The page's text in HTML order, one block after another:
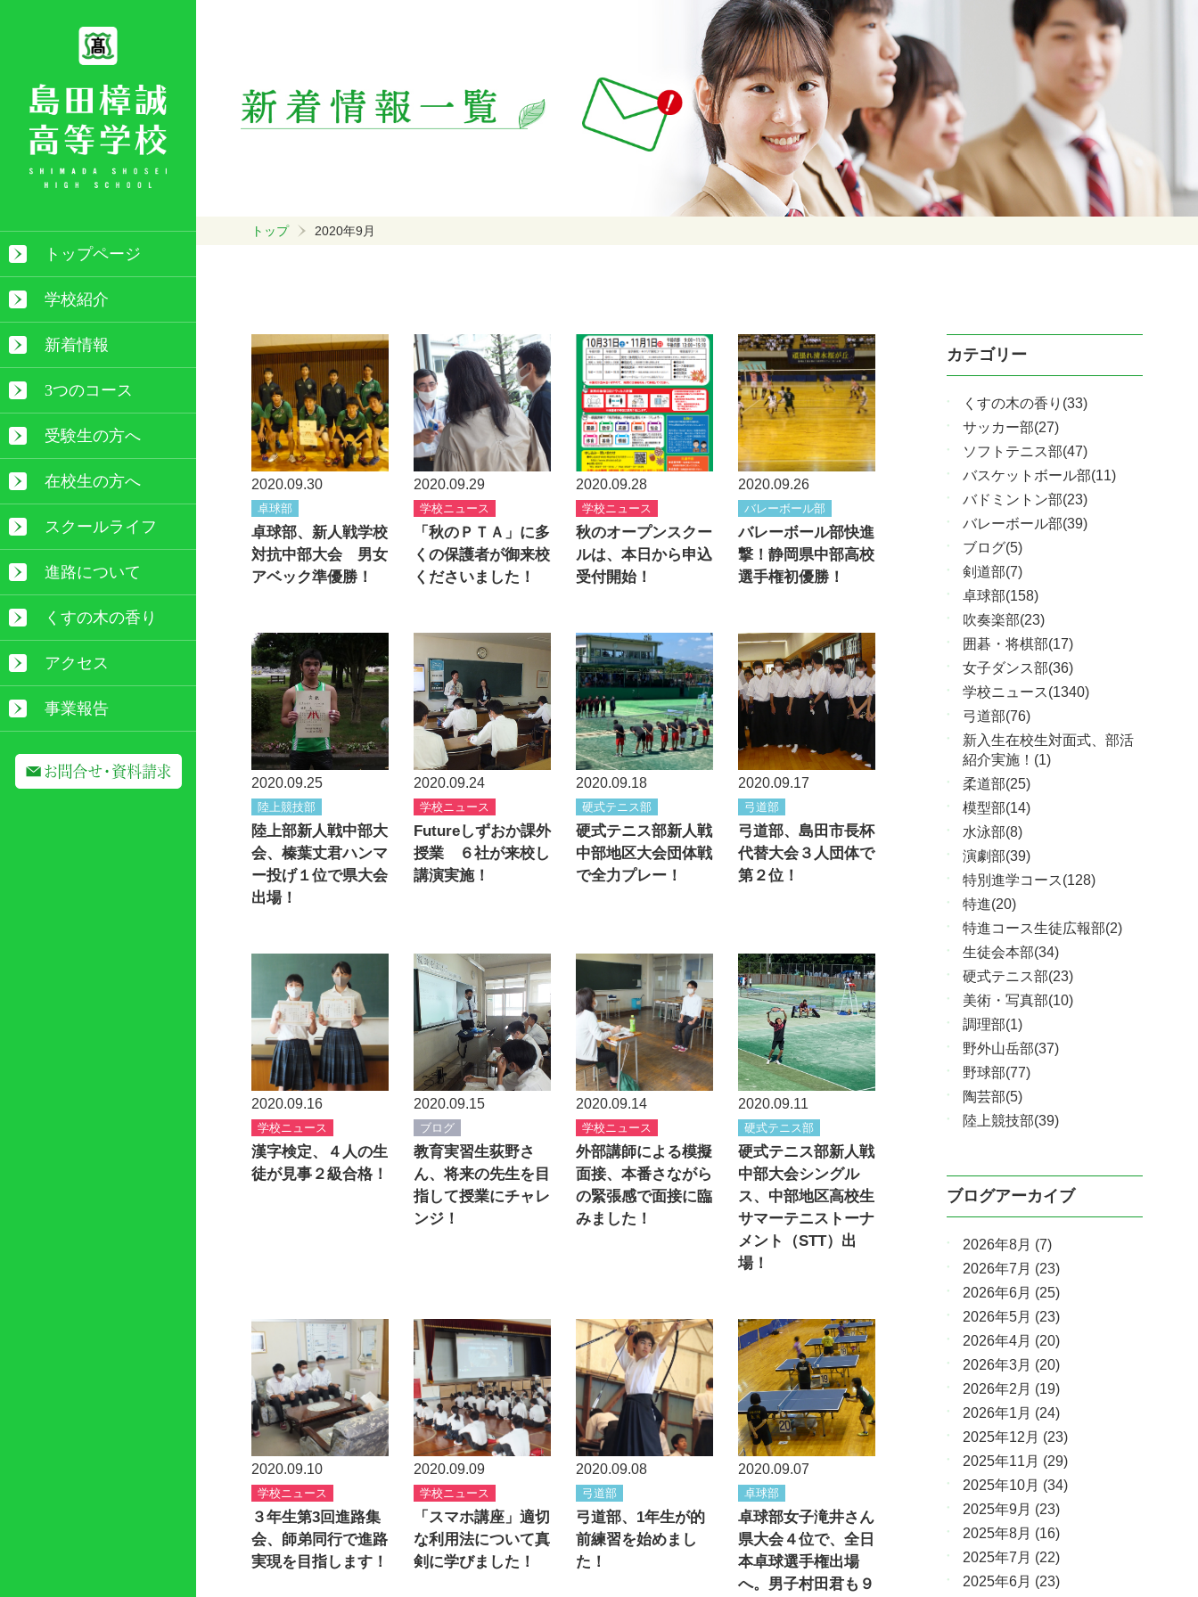
トップページ
学校紹介
新着情報
3つのコース
受験生の方へ
在校生の方へ
スクールライフ
進路について
くすの木の香り
アクセス
事業報告
トップ 2020年9月
2020.09.30
卓球部
卓球部、新人戦学校
対抗中部大会 男女
アベック準優勝！
2020.09.29
学校ニュース
「秋のＰＴＡ」に多
くの保護者が御来校
くださいました！
2020.09.28
学校ニュース
秋のオープンスクー
ルは、本日から申込
受付開始！
2020.09.26
バレーボール部
バレーボール部快進
撃！静岡県中部高校
選手権初優勝！
2020.09.25
陸上競技部
陸上部新人戦中部大
会、榛葉丈君ハンマ
ー投げ１位で県大会
出場！
2020.09.24
学校ニュース
Futureしずおか課外
授業 ６社が来校し
講演実施！
2020.09.18
硬式テニス部
硬式テニス部新人戦
中部地区大会団体戦
で全力プレー！
2020.09.17
弓道部
弓道部、島田市長杯
代替大会３人団体で
第２位！
2020.09.16
学校ニュース
漢字検定、４人の生
徒が見事２級合格！
2020.09.15
ブログ
教育実習生荻野さ
ん、将来の先生を目
指して授業にチャレ
ンジ！
2020.09.14
学校ニュース
外部講師による模擬
面接、本番さながら
の緊張感で面接に臨
みました！
2020.09.11
硬式テニス部
硬式テニス部新人戦
中部大会シングル
ス、中部地区高校生
サマーテニストーナ
メント（STT）出
場！
2020.09.10
学校ニュース
３年生第3回進路集
会、師弟同行で進路
実現を目指します！
2020.09.09
学校ニュース
「スマホ講座」適切
な利用法について真
剣に学びました！
2020.09.08
弓道部
弓道部、1年生が的
前練習を始めまし
た！
2020.09.07
卓球部
卓球部女子滝井さん
県大会４位で、全日
本卓球選手権出場
へ。男子村田君も９
カテゴリー
くすの木の香り(33)
サッカー部(27)
ソフトテニス部(47)
バスケットボール部(11)
バドミントン部(23)
バレーボール部(39)
ブログ(5)
剣道部(7)
卓球部(158)
吹奏楽部(23)
囲碁・将棋部(17)
女子ダンス部(36)
学校ニュース(1340)
弓道部(76)
新入生在校生対面式、部活
紹介実施！(1)
柔道部(25)
模型部(14)
水泳部(8)
演劇部(39)
特別進学コース(128)
特進(20)
特進コース生徒広報部(2)
生徒会本部(34)
硬式テニス部(23)
美術・写真部(10)
調理部(1)
野外山岳部(37)
野球部(77)
陶芸部(5)
陸上競技部(39)
ブログアーカイブ
2026年8月 (7)
2026年7月 (23)
2026年6月 (25)
2026年5月 (23)
2026年4月 (20)
2026年3月 (20)
2026年2月 (19)
2026年1月 (24)
2025年12月 (23)
2025年11月 (29)
2025年10月 (34)
2025年9月 (23)
2025年8月 (16)
2025年7月 (22)
2025年6月 (23)